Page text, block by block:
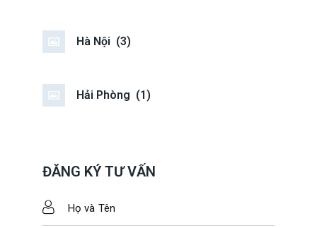
Hà Nội (3)
Hải Phòng (1)
ĐĂNG KÝ TƯ VẤN